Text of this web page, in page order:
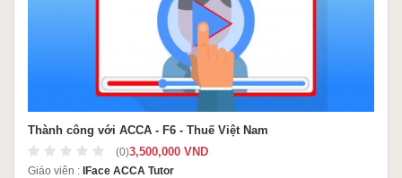
Thành công với ACCA - F6 - Thuế Việt Nam
(0)3,500,000 VND
Giáo viên : IFace ACCA Tutor